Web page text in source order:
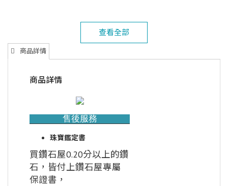
查看全部
商品詳情
商品詳情
售後服務
珠寶鑑定書
買鑽石屋0.20分以上的鑽
石，皆付上鑽石屋專屬
保證書，